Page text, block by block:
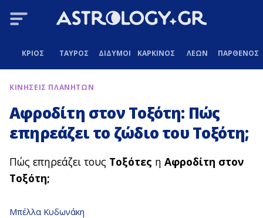
ΚΡΙΟΣ ΤΑΥΡΟΣ ΔΙΔΥΜΟΙ ΚΑΡΚΙΝΟΣ ΛΕΩΝ ΠΑΡΘΕΝΟΣ
ΚΙΝΗΣΕΙΣ ΠΛΑΝΗΤΩΝ
Αφροδίτη στον Τοξότη: Πώς
επηρεάζει το ζώδιο του Τοξότη;
Πώς επηρεάζει τους Τοξότες η Αφροδίτη στον
Τοξότη;
Μπέλλα Κυδωνάκη